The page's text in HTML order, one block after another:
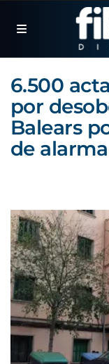
6.500
por
Balears
de alarma